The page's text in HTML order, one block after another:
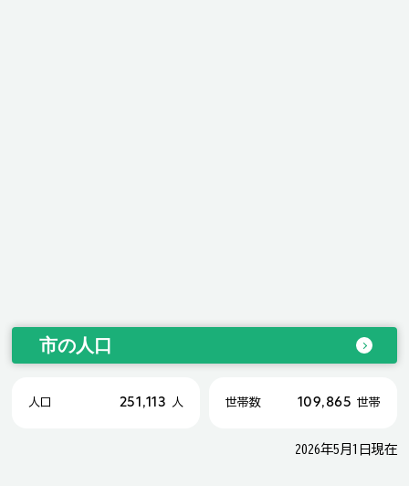
市の人口
人口 251,113 人 世帯数 109,865 世帯
2026年5月1日現在